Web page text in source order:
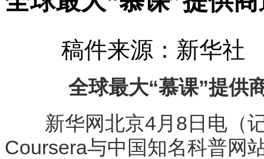
稿件来源：新华
全球最大“慕课”提供
新华网北京4月8日电（记
Coursera与中国知名科普网